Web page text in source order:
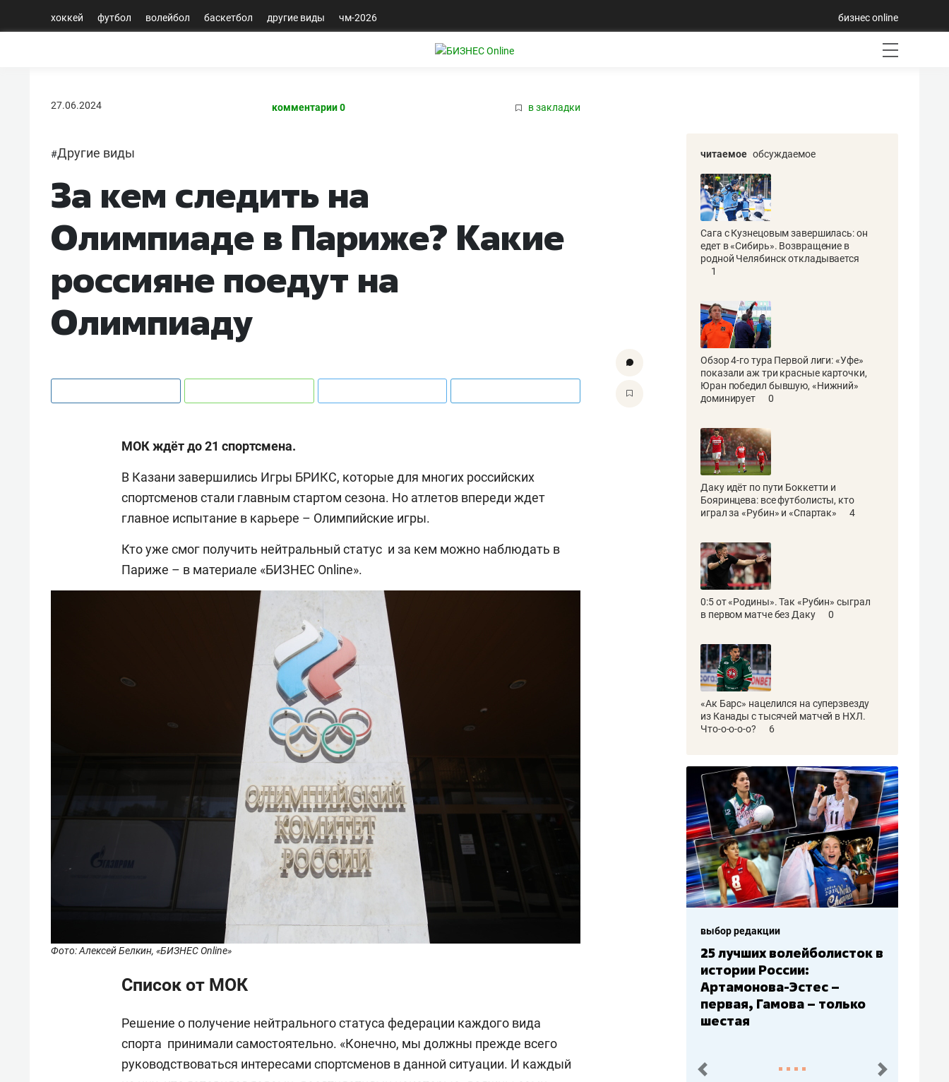
хоккей футбол волейбол баскетбол другие виды чм-2026 бизнес online
27.06.2024 комментарии 0 в закладки
#Другие виды
За кем следить на
Олимпиаде в Париже? Какие
россияне поедут на
Олимпиаду
МОК ждёт до 21 спортсмена.
В Казани завершились Игры БРИКС, которые для многих российских
спортсменов стали главным стартом сезона. Но атлетов впереди ждет
главное испытание в карьере – Олимпийские игры.
Кто уже смог получить нейтральный статус и за кем можно наблюдать в
Париже – в материале «БИЗНЕС Online».
Фото: Алексей Белкин, «БИЗНЕС Online»
Список от МОК
Решение о получение нейтрального статуса федерации каждого вида
спорта принимали самостоятельно. «Конечно, мы должны прежде всего
руководствоваться интересами спортсменов в данной ситуации. И каждый
читаемое обсуждаемое
Сага с Кузнецовым завершилась: он
едет в «Сибирь». Возвращение в
родной Челябинск откладывается
1
Обзор 4-го тура Первой лиги: «Уфе»
показали аж три красные карточки,
Юран победил бывшую, «Нижний»
доминирует
0
Даку идёт по пути Боккетти и
Бояринцева: все футболисты, кто
играл за «Рубин» и «Спартак»
4
0:5 от «Родины». Так «Рубин» сыграл
в первом матче без Даку
0
«Ак Барс» нацелился на суперзвезду
из Канады с тысячей матчей в НХЛ.
Что-о-о-о-о?
6
выбор редакции
Бюджеты клубов КХЛ: СКА
– главный мажор, «Ак
Барс» – второй, «Салават
Юлаев» – середняк
пред. след.